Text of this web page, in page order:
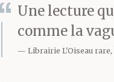
J’ai
pour en
Une lecture
comme la
Librairie L'Oiseau